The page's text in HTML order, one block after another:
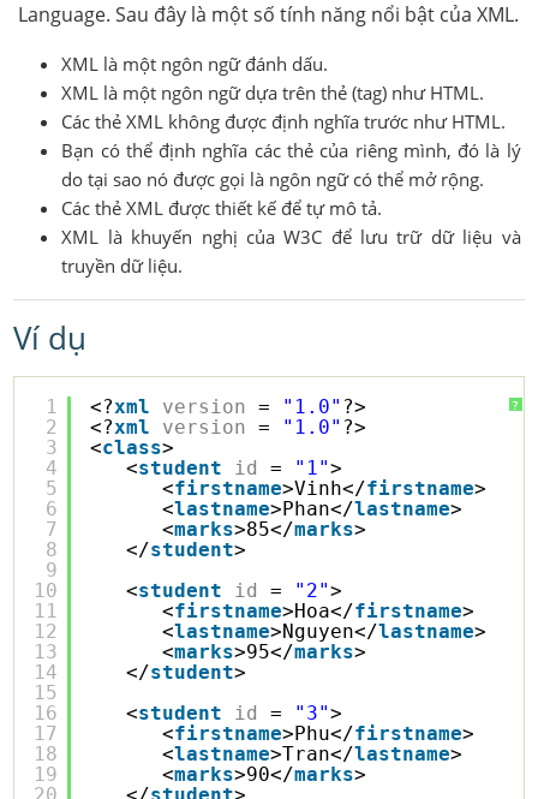
Language. Sau đây là một số tính năng nổi bật của XML.
XML là một ngôn ngữ đánh dấu.
XML là một ngôn ngữ dựa trên thẻ (tag) như HTML.
Các thẻ XML không được định nghĩa trước như HTML.
Bạn có thể định nghĩa các thẻ của riêng mình, đó là lý
do tại sao nó được gọi là ngôn ngữ có thể mở rộng.
Các thẻ XML được thiết kế để tự mô tả.
XML là khuyến nghị của W3C để lưu trữ dữ liệu và
truyền dữ liệu.
Ví dụ
?
1
2
3
4
5
6
7
8
9
10
11
12
13
14
15
16
17
18
19
<?xml version = "1.0" ?>
<?xml version = "1.0" ?>
<class>
<student id = "1">
<firstname>Vinh</firstname>
<lastname>Phan</lastname>
<marks>85</marks>
</student>
<student id = "2">
<firstname>Hoa</firstname>
<lastname>Nguyen</lastname>
<marks>95</marks>
</student>
<student id = "3">
<firstname>Phu</firstname>
<lastname>Tran</lastname>
<marks>90</marks>